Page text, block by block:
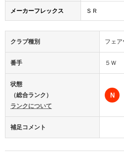
メーカーフレックス ＳＲ
クラブ種別 フェ
番手 ５Ｗ
状態
（総合ランク）
ランクについて
N
補足コメント